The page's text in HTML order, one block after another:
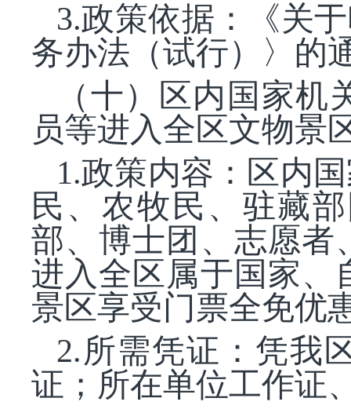
3.政策依据：《关
务办法（试行）〉的
（十）区内国家
员等进入全区文物景
1.政策内容：区内
民、农牧民、驻藏
部、博士团、志愿者
进入全区属于国家、
景区享受门票全免优
2.所需凭证：凭我
证；所在单位工作证